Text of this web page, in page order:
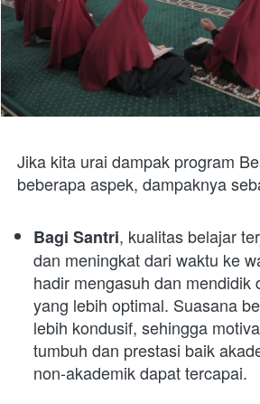
Jika kita urai dampak program
beberapa aspek, dampaknya
Bagi Santri, kualitas belajar
dan meningkat dari waktu ke
hadir mengasuh dan mendidik
yang lebih optimal. Suasana
lebih kondusif, sehingga
tumbuh dan prestasi baik
non-akademik dapat tercapai.